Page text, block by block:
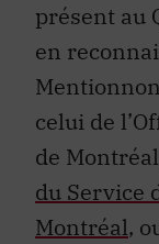
présent au
en
celui de
de
du Service
Montréal,